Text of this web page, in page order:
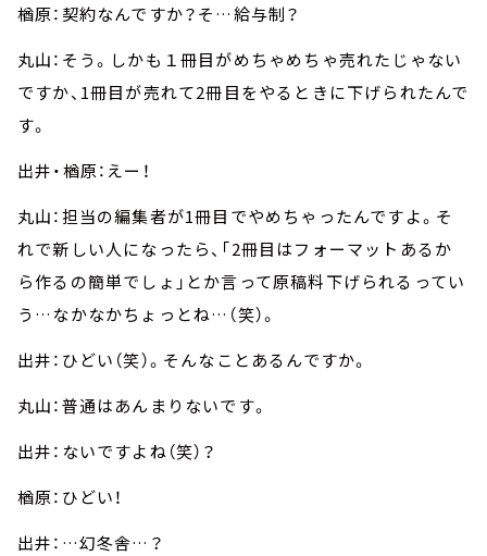
楢原：契約なんですか？そ…給与制？
丸山：そう。しかも１冊目がめちゃめちゃ売れたじゃない
ですか、1冊目が売れて2冊目をやるときに下げられたんで
す。
出井・楢原：えー！
丸山：担当の編集者が1冊目でやめちゃったんですよ。そ
れで新しい人になったら、「2冊目はフォーマットあるか
ら作るの簡単でしょ」とか言って原稿料下げられるってい
う…なかなかちょっとね…（笑）。
出井：ひどい（笑）。そんなことあるんですか。
丸山：普通はあんまりないです。
出井：ないですよね（笑）？
楢原：ひどい！
出井：…幻冬舎…？